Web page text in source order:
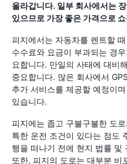
올라갑니다. 일부 회사에서는
있으므로 가장 좋은 가격으로
피지에서는 자동차를 렌트할
수수료와 요금이 부과되는 경
요합니다. 만일의 사태에 대비
중요합니다. 많은 회사에서
추가 서비스를 제공할 예정이
있습니다.
피지에는 좁고 구불구불한 도
특한 운전 조건이 있다는 점도
행을 떠나기 전에 현지 법률 및
또한, 피지의 도로는 대부분 비